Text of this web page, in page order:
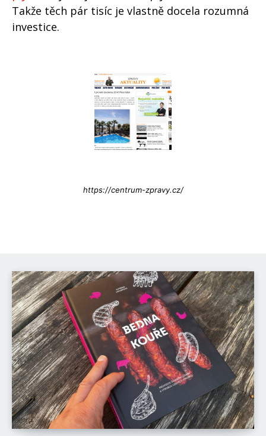
Takže těch pár tisíc je vlastně docela rozumná
investice.
https://centrum-zpravy.cz/